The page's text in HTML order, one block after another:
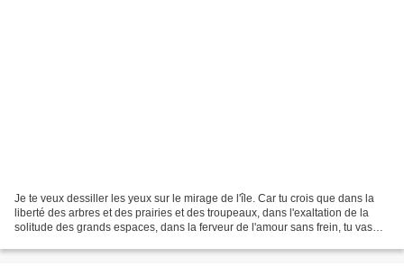
Je te veux dessiller les yeux sur le mirage de l'île. Car tu crois que dans la
liberté des arbres et des prairies et des troupeaux, dans l'exaltation de la
solitude des grands espaces, dans la ferveur de l'amour sans frein, tu vas